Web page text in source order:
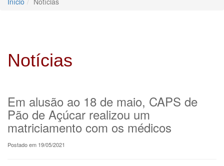
Notícias
Em alusão ao 18 de maio, CAPS de
Pão de Açúcar realizou um
matriciamento com os médicos
Postado em 19/05/2021